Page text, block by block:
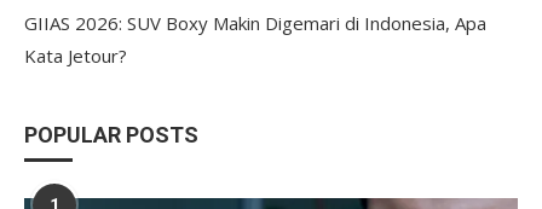
GIIAS 2026: SUV Boxy Makin Digemari di Indonesia, Apa
Kata Jetour?
POPULAR POSTS